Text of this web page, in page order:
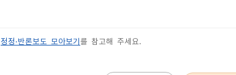
정정·반론보도 모아보기 를 참고해 주세요.